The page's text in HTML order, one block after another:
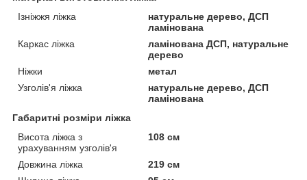
Ізніжжя ліжка
натуральне дерево, ДСП
ламінована
Каркас ліжка
ламінована ДСП, натуральне
дерево
Ніжки
метал
Узголів'я ліжка
натуральне дерево, ДСП
ламінована
Габаритні розміри ліжка
Висота ліжка з
урахуванням узголів'я
108 см
Довжина ліжка
219 см